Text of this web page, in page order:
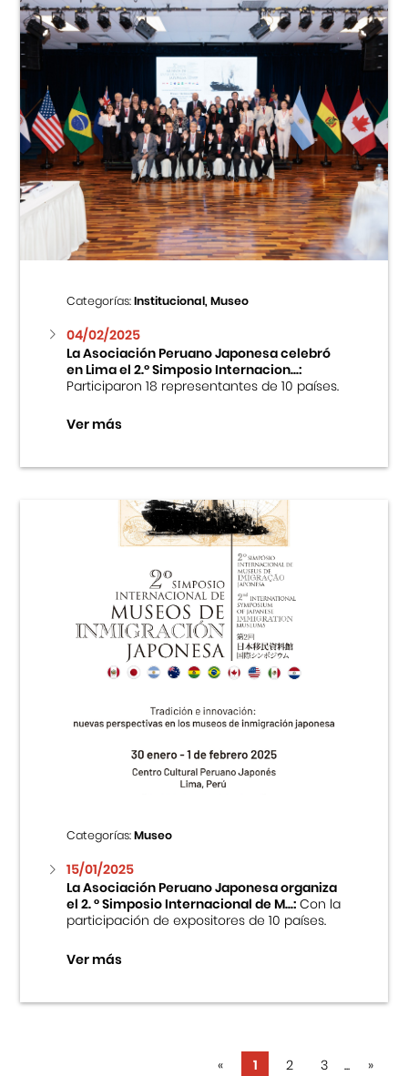
Categorías:Institucional, Museo
04/02/2025
La Asociación Peruano Japonesa celebró
en Lima el 2.º Simposio Internacion...:
Participaron 18 representantes de 10 países.
Ver más
Categorías:Museo
15/01/2025
La Asociación Peruano Japonesa organiza
el 2. ° Simposio Internacional de M...:Con la
participación de expositores de 10 países.
Ver más
« 1 2 3 ... »